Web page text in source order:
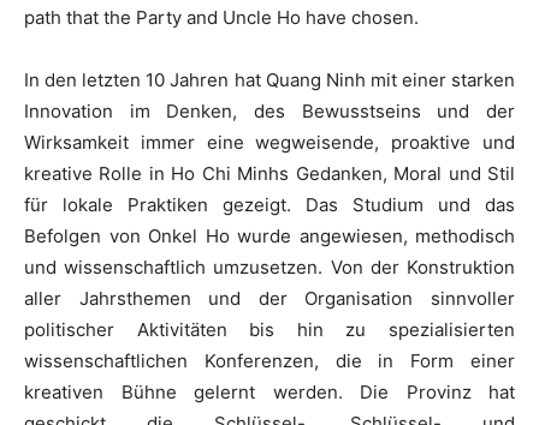
path that the Party and Uncle Ho have chosen.
In den letzten 10 Jahren hat Quang Ninh mit einer starken
Innovation im Denken, des Bewusstseins und der
Wirksamkeit immer eine wegweisende, proaktive und
kreative Rolle in Ho Chi Minhs Gedanken, Moral und Stil
für lokale Praktiken gezeigt. Das Studium und das
Befolgen von Onkel Ho wurde angewiesen, methodisch
und wissenschaftlich umzusetzen. Von der Konstruktion
aller Jahrsthemen und der Organisation sinnvoller
politischer Aktivitäten bis hin zu spezialisierten
wissenschaftlichen Konferenzen, die in Form einer
kreativen Bühne gelernt werden. Die Provinz hat